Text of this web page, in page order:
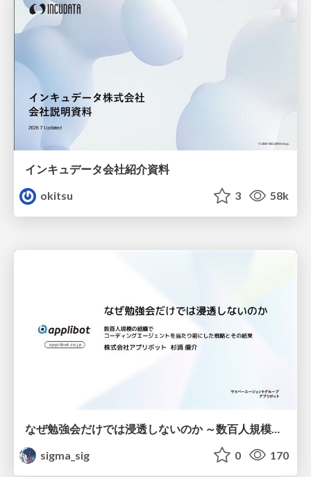
インキュデータ会社紹介資料
okitsu
3 58k
sigma_sig
0 170